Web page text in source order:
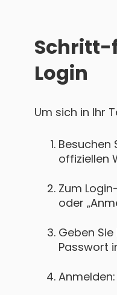
Schritt-
Login
Um sich in Ihr
Besuchen
offiziellen
Zum
oder
Geben
Passwort